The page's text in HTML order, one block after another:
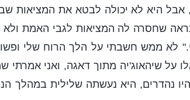
היא לא יכולה לבטא את המציאות
שחסרה לה המציאות לגבי האמת ולא
לא ממש חשבתי על הלך הרוח שלי
על שיהאוג'יה מתוך דאגה, ואני אמרתי
נהדרים, היא נעשתה שלילית במהלך